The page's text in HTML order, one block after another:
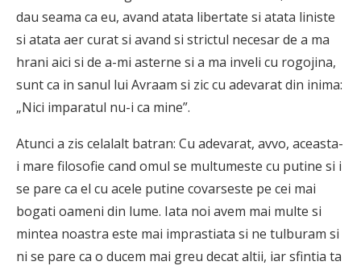
dau seama ca eu, avand atata libertate si atata liniste
si atata aer curat si avand si strictul necesar de a ma
hrani aici si de a-mi asterne si a ma inveli cu rogojina,
sunt ca in sanul lui Avraam si zic cu adevarat din inima:
„Nici imparatul nu-i ca mine”.
Atunci a zis celalalt batran: Cu adevarat, avvo, aceasta-
i mare filosofie cand omul se multumeste cu putine si i
se pare ca el cu acele putine covarseste pe cei mai
bogati oameni din lume. Iata noi avem mai multe si
mintea noastra este mai imprastiata si ne tulburam si
ni se pare ca o ducem mai greu decat altii, iar sfintia ta